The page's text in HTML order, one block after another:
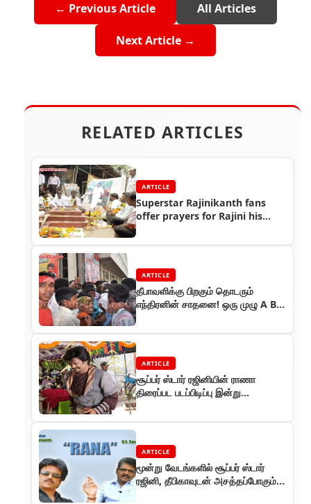
← Previous Article All Articles
Next Article →
RELATED ARTICLES
ARTICLE
Superstar Rajinikanth fans
offer prayers for Rajini his
ARTICLE
தீபாவளிக்கு பிறகும் தொடரும்
எந்திரனின் சாதனை! ஒரு முழு A B C
ARTICLE
சூப்பர் ஸ்டார் ரஜினியின் ராணா
திரைப்பட படப்பிடிப்பு இன்று
ARTICLE
மூன்று வேடங்களில் சூப்பர் ஸ்டார்
ரஜினி, தீபிகாவுடன் அசத்தப்போகும்